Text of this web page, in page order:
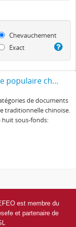
Chevauchement
Exact
Collection Arrault-Bussotti - Imagerie populaire chinoise
de documents
traditionnelle chinoise.
huit sous-fonds:
est membre du
et partenaire de